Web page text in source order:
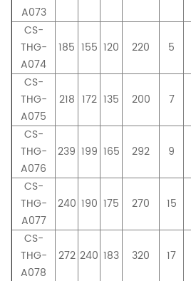
A073
CS-
THG-
A074
185 155 120 220 5
CS-
THG-
A075
218 172 135 200 7
CS-
THG-
A076
239 199 165 292 9
CS-
THG-
A077
240 190 175 270 15
CS-
THG-
A078
272 240 183 320 17